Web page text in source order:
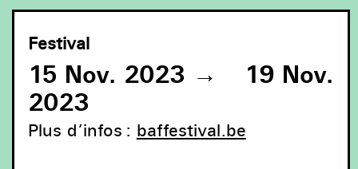
Festival
15 Nov. 2023 →
19 Nov.
2023
Plus d’infos : baffestival.be